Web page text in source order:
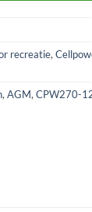
recreatie,
, AGM, CPW270-